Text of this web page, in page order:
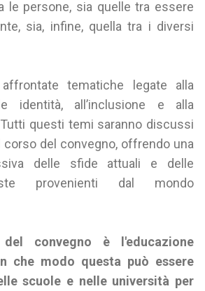
le persone, sia quelle tra essere
sia, infine, quella tra i diversi
tematiche legate alla
identità, all’inclusione e alla
questi temi saranno discussi
del convegno, offrendo una
delle sfide attuali e delle
provenienti dal mondo
convegno è l'educazione
che modo questa può essere
scuole e nelle università per